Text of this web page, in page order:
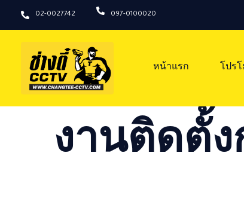
02-0027742 097-0100020
หน้าแรก โปร
งานติดตั้ง